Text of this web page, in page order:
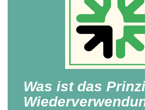
Was ist das